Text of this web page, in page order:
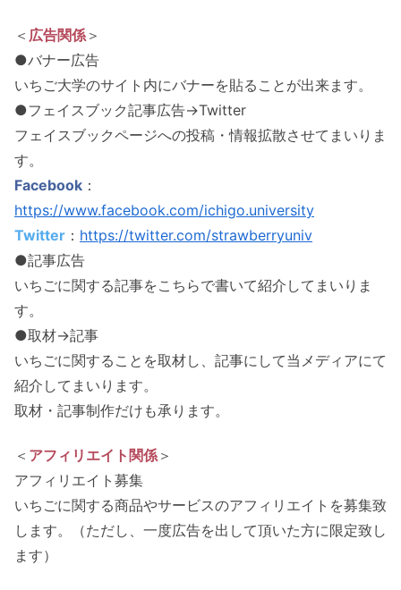
＜ 広告関係 ＞
●バナー広告
いちご大学のサイト内にバナーを貼ることが出来ます。
●フェイスブック記事広告→Twitter
フェイスブックページへの投稿・情報拡散させてまいりま
す。
Facebook ：
https://www.facebook.com/ichigo.university
Twitter ： https://twitter.com/strawberryuniv
●記事広告
いちごに関する記事をこちらで書いて紹介してまいりま
す。
●取材→記事
いちごに関することを取材し、記事にして当メディアにて
紹介してまいります。
取材・記事制作だけも承ります。
＜ アフィリエイト関係 ＞
アフィリエイト募集
いちごに関する商品やサービスのアフィリエイトを募集致
します。（ただし、一度広告を出して頂いた方に限定致し
ます）